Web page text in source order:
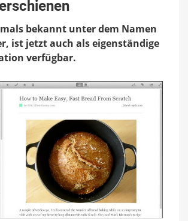
Later-
für
Mac
erschienen
bekannt unter dem Namen
ist jetzt auch als eigenständige
verfügbar.